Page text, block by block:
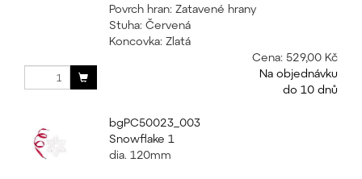
Povrch hran: Zatavené hrany
Stuha: Červená
Koncovka: Zlatá
Cena: 529,00 Kč
Na objednávku
do 10 dnů
bgPC50023_003
Snowflake 1
dia. 120mm